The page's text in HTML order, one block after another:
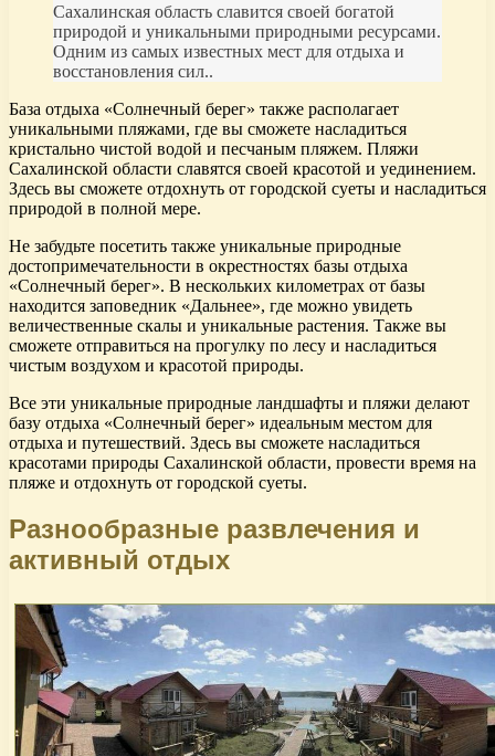
Сахалинская область славится своей богатой
природой и уникальными природными ресурсами.
Одним из самых известных мест для отдыха и
восстановления сил..
База отдыха «Солнечный берег» также располагает
уникальными пляжами, где вы сможете насладиться
кристально чистой водой и песчаным пляжем. Пляжи
Сахалинской области славятся своей красотой и уединением.
Здесь вы сможете отдохнуть от городской суеты и насладиться
природой в полной мере.
Не забудьте посетить также уникальные природные
достопримечательности в окрестностях базы отдыха
«Солнечный берег». В нескольких километрах от базы
находится заповедник «Дальнее», где можно увидеть
величественные скалы и уникальные растения. Также вы
сможете отправиться на прогулку по лесу и насладиться
чистым воздухом и красотой природы.
Все эти уникальные природные ландшафты и пляжи делают
базу отдыха «Солнечный берег» идеальным местом для
отдыха и путешествий. Здесь вы сможете насладиться
красотами природы Сахалинской области, провести время на
пляже и отдохнуть от городской суеты.
Разнообразные развлечения и
активный отдых